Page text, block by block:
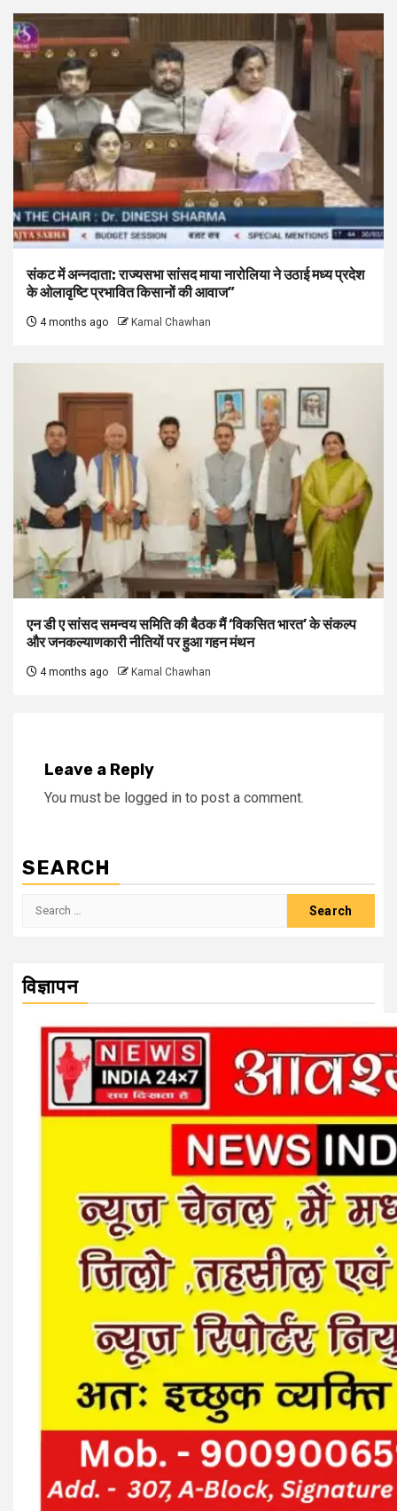
संकट में अन्नदाता: राज्यसभा सांसद माया नारोलिया ने उठाई मध्य प्रदेश
के ओलावृष्टि प्रभावित किसानों की आवाज”
4 months ago Kamal Chawhan
एन डी ए सांसद समन्वय समिति की बैठक मैं ‘विकसित भारत’ के संकल्प
और जनकल्याणकारी नीतियों पर हुआ गहन मंथन
4 months ago Kamal Chawhan
Leave a Reply
You must be logged in to post a comment.
SEARCH
Search
विज्ञापन